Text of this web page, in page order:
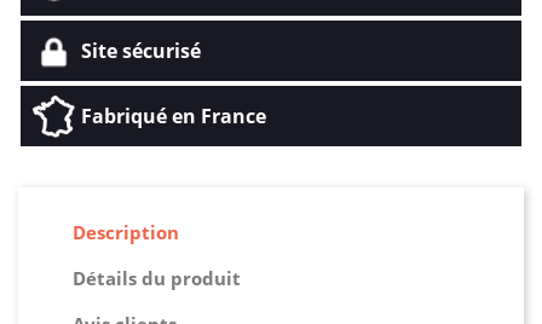
Site sécurisé
Fabriqué en France
Description
Détails du produit